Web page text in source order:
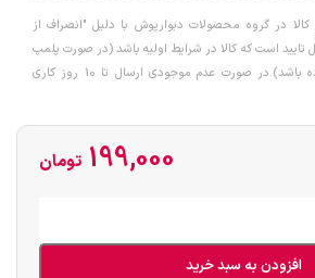
در گروه محصولات دبوارپوش با دلیل "انصراف از
تایید است که کالا در شرایط اولیه باشد (در صورت پلمپ
بودن، کالا نباید باز شده باشد).در صورت عدم موجودی ارسال تا 10 روز کاری
199,000 تومان
افزودن به سبد خرید